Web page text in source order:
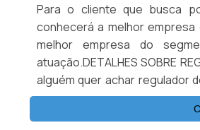
Para o cliente que busca
conhecerá a melhor empresa
melhor empresa do
atuação.DETALHES SOBRE
alguém quer achar regulador
altamente qualificada, acha
instalação de gases e